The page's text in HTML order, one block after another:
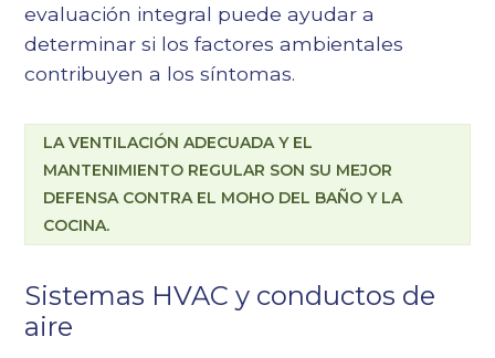
evaluación integral puede ayudar a
determinar si los factores ambientales
contribuyen a los síntomas.
LA VENTILACIÓN ADECUADA Y EL
MANTENIMIENTO REGULAR SON SU MEJOR
DEFENSA CONTRA EL MOHO DEL BAÑO Y LA
COCINA.
Sistemas HVAC y conductos de
aire